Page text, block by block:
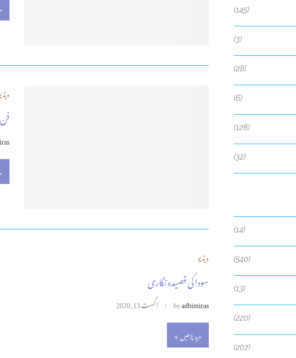
ویڈیو
سودا کی قصیدہ نگاری
byadbimiras اگست 13, 2020
مزید پڑھیں
(145)
(3)
(28)
(6)
(128)
(32)
(14)
(540)
(13)
(220)
(207)